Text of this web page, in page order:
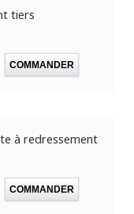
tiers
COMMANDER
à redressement
COMMANDER